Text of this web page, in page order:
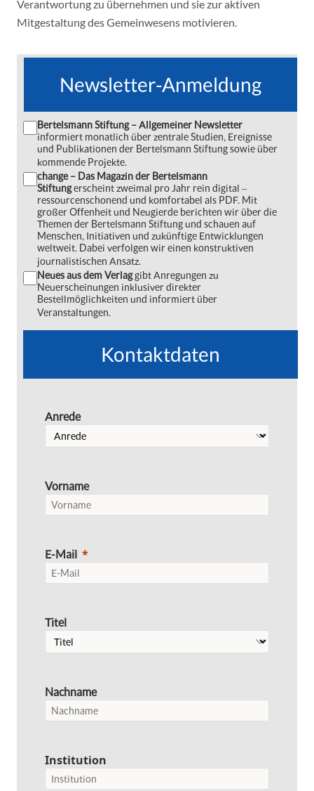
Verantwortung zu übernehmen und sie zur aktiven
Mitgestaltung des Gemeinwesens motivieren.
Newsletter-Anmeldung
Bertelsmann Stiftung – Allgemeiner Newsletter
informiert monatlich über zentrale Studien, Ereignisse
und Publikationen der Bertelsmann Stiftung sowie über
kommende Projekte.
change – Das Magazin der Bertelsmann
Stiftungerscheint zweimal pro Jahr rein digital ‒
ressourcenschonend und komfortabel als PDF. Mit
großer Offenheit und Neugierde berichten wir über die
Themen der Bertelsmann Stiftung und schauen auf
Menschen, Initiativen und zukünftige Entwicklungen
weltweit. Dabei verfolgen wir einen konstruktiven
journalistischen Ansatz.
Neues aus dem Verlaggibt Anregungen zu
Neuerscheinungen inklusiver direkter
Bestellmöglichkeiten und informiert über
Veranstaltungen.
Kontaktdaten
Anrede
Vorname
E-Mail
Titel
Nachname
Institution